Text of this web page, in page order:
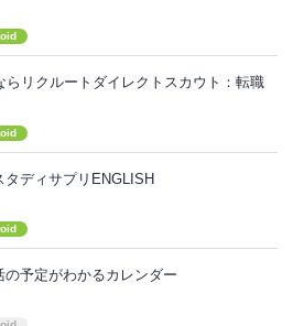
らリクルートダイレクトスカウト：転職
タディサプリENGLISH
の予定がわかるカレンダー